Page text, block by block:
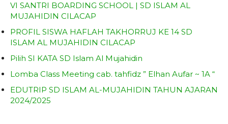
VI SANTRI BOARDING SCHOOL | SD ISLAM AL
MUJAHIDIN CILACAP
PROFIL SISWA HAFLAH TAKHORRUJ KE 14 SD
ISLAM AL MUJAHIDIN CILACAP
Pilih SI KATA SD Islam Al Mujahidin
Lomba Class Meeting cab. tahfidz ” Elhan Aufar ~ 1A “
EDUTRIP SD ISLAM AL-MUJAHIDIN TAHUN AJARAN
2024/2025